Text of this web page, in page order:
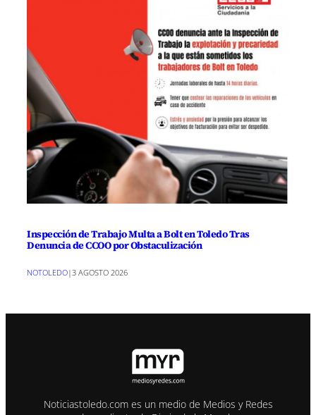
Inspección de Trabajo Multa a Bolt en Toledo Tras
Denuncia de CCOO por Obstaculización
NOTOLEDO|3 AGOSTO 2026
Noticiastoledo.com es un medio de Medios y Redes